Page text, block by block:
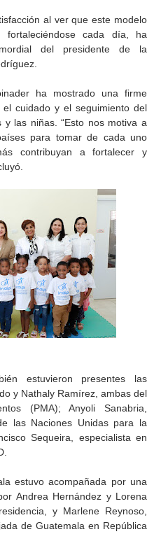
al ver que este modelo
cada día, ha
del presidente de la
ha mostrado una firme
cuidado y el seguimiento del
las niñas. “Esto nos motiva a
para tomar de cada uno
contribuyan a fortalecer y
estuvieron presentes las
y Nathaly Ramírez, ambas del
(PMA); Anyoli Sanabria,
las Naciones Unidas para la
Sequeira, especialista en
estuvo acompañada por una
Andrea Hernández y Lorena
y Marlene Reynoso,
de Guatemala en República